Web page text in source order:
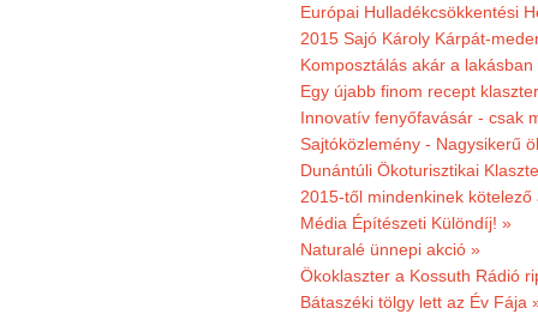
Európai Hulladékcsökkentési
2015 Sajó Károly Kárpát-
Komposztálás akár a lakásban
Egy újabb finom recept
Innovatív fenyőfavásár - csak
Sajtóközlemény - Nagysikerű
Dunántúli Ökoturisztikai
2015-től mindenkinek
Média Építészeti Különdíj! »
Naturalé ünnepi akció »
Ökoklaszter a Kossuth Rádió
Bátaszéki tölgy lett az Év Fája